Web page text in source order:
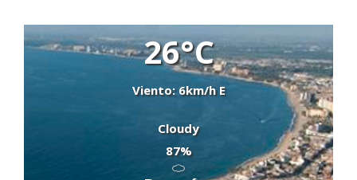
26°C
Viento: 6km/h E
Cloudy
87%